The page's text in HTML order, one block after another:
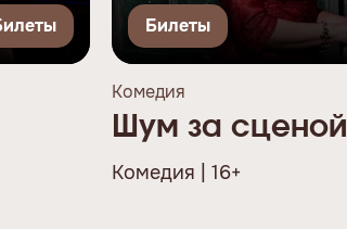
Билеты
Комедия
Шум за сценой
Комедия | 16+